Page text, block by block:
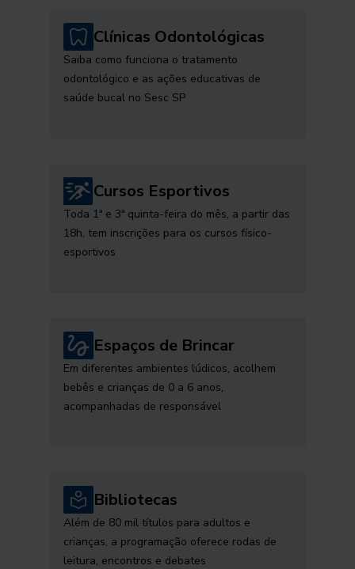
Clínicas Odontológicas
Saiba como funciona o tratamento
odontológico e as ações educativas de
saúde bucal no Sesc SP
Cursos Esportivos
Toda 1ª e 3ª quinta-feira do mês, a partir das
18h, tem inscrições para os cursos físico-
esportivos
Espaços de Brincar
Em diferentes ambientes lúdicos, acolhem
bebês e crianças de 0 a 6 anos,
acompanhadas de responsável
Bibliotecas
Além de 80 mil títulos para adultos e
crianças, a programação oferece rodas de
leitura, encontros e debates